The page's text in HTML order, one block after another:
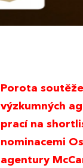
Porota soutěže
výzkumných
prací na
nominacemi
agentury